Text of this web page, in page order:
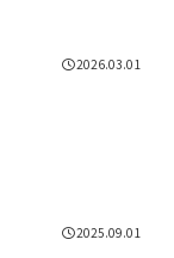
2026.03.01
2025.09.01